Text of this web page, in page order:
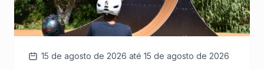
15 de agosto de 2026 até 15 de agosto de 2026